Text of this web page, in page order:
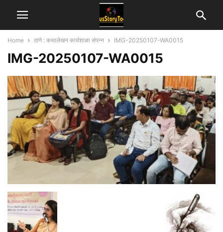
Home ठाणे : कथालेखन कार्यशाळा संपन्न IMG-20250107-WA0015
IMG-20250107-WA0015